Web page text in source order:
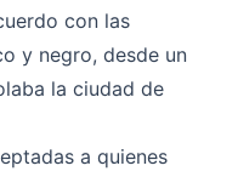
con las
y negro, desde un
la ciudad de
a quienes